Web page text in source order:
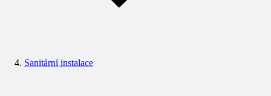
Sanitární instalace